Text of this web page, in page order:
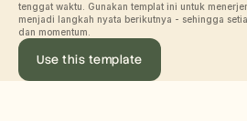
tenggat waktu. Gunakan templat ini untuk
menjadi langkah nyata berikutnya - sehingga
dan momentum.
Use this template
AI Screen Recording
RESOURCES